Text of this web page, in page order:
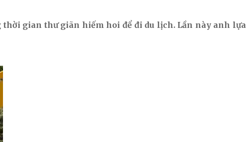
gian thư giãn hiếm hoi để đi du lịch. Lần này anh lựa